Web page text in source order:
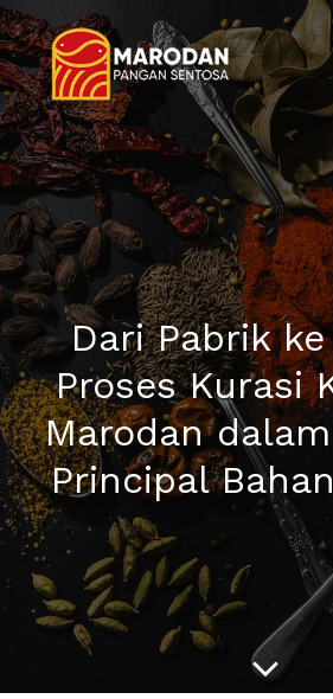
Dari Pabrik
Proses Kurasi
Marodan
Principal